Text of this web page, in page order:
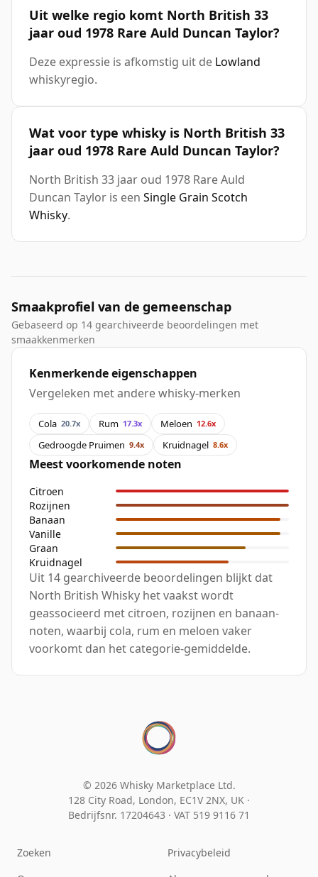
Uit welke regio komt North British 33
jaar oud 1978 Rare Auld Duncan Taylor?
Deze expressie is afkomstig uit de Lowland
whiskyregio.
Wat voor type whisky is North British 33
jaar oud 1978 Rare Auld Duncan Taylor?
North British 33 jaar oud 1978 Rare Auld
Duncan Taylor is een Single Grain Scotch
Whisky.
Smaakprofiel van de gemeenschap
Gebaseerd op 14 gearchiveerde beoordelingen met
smaakkenmerken
Kenmerkende eigenschappen
Vergeleken met andere whisky-merken
Cola 20.7x Rum 17.3x Meloen 12.6x
Gedroogde Pruimen 9.4x Kruidnagel 8.6x
Meest voorkomende noten
Citroen
Rozijnen
Banaan
Vanille
Graan
Kruidnagel
Uit 14 gearchiveerde beoordelingen blijkt dat
North British Whisky het vaakst wordt
geassocieerd met citroen, rozijnen en banaan-
noten, waarbij cola, rum en meloen vaker
voorkomt dan het categorie-gemiddelde.
© 2026 Whisky Marketplace Ltd.
128 City Road, London, EC1V 2NX, UK ·
Bedrijfsnr. 17204643 · VAT 519 9116 71
Zoeken
Privacybeleid